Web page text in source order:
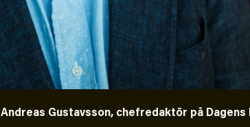
Andreas Gustavsson, chefredaktör på Dagens